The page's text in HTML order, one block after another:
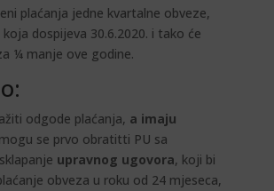
plaćanja jedne kvartalne obveze,
dospijeva 30.6.2020. i tako će
¼ manje ove godine.
odgode plaćanja, a imaju
se prvo obratitti PU sa
upravnog ugovora, koji bi
obveza u roku od 24 mjeseca,